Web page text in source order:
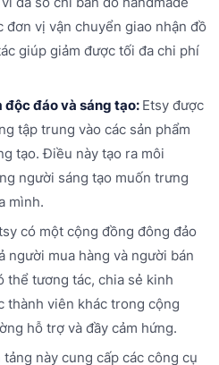
đơn vị vận chuyển giao nhận đồ
giúp giảm được tối đa chi phí
độc đáo và sáng tạo: Etsy được
tập trung vào các sản phẩm
tạo. Điều này tạo ra môi
người sáng tạo muốn trưng
mình.
có một cộng đồng đông đảo
người mua hàng và người bán
thể tương tác, chia sẻ kinh
thành viên khác trong cộng
hỗ trợ và đầy cảm hứng.
tảng này cung cấp các công cụ